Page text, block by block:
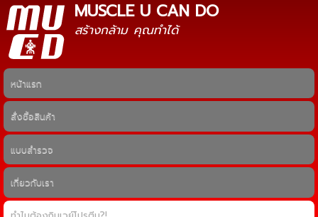
ข้าม
ไปยัง
เนื้อหา
MUSCLE U CAN DO
สร้างกล้าม คุณทำได้
Main menu
หน้าแรก
สั่งซื้อสินค้า
แบบสำรวจ
เกี่ยวกับเรา